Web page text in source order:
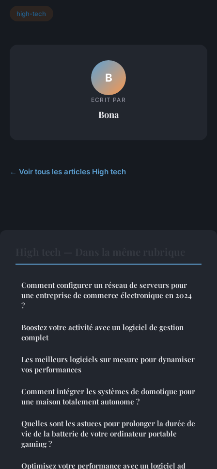
high-tech
B
ECRIT PAR
Bona
← Voir tous les articles High tech
Comment configurer un réseau de serveurs pour
une entreprise de commerce électronique en 2024
?
Boostez votre activité avec un logiciel de gestion
complet
Les meilleurs logiciels sur mesure pour dynamiser
vos performances
Comment intégrer les systèmes de domotique pour
une maison totalement autonome ?
Quelles sont les astuces pour prolonger la durée de
vie de la batterie de votre ordinateur portable
gaming ?
Optimisez votre performance avec un logiciel ad